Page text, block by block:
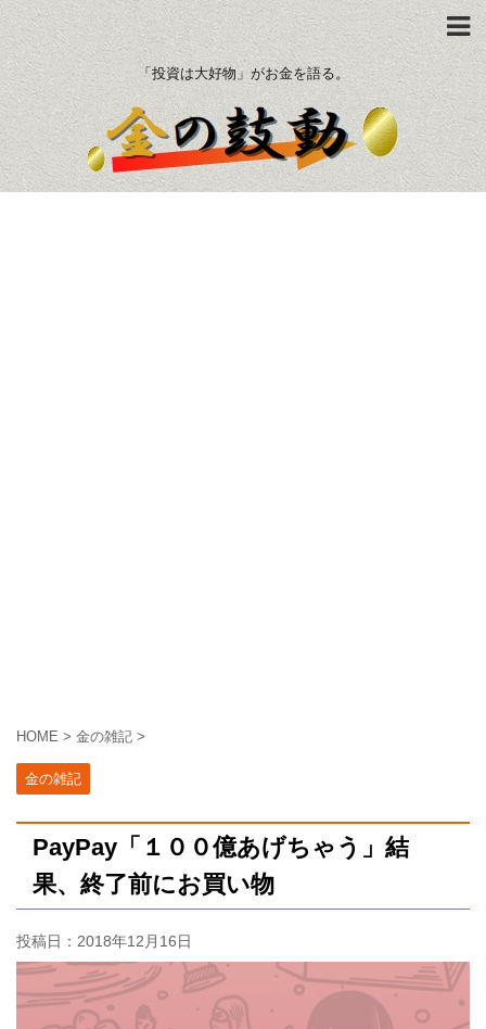
「投資は大好物」がお金を語る。
HOME > 金の雑記 >
金の雑記
PayPay「１００億あげちゃう」結
果、終了前にお買い物
投稿日： 2018年12月16日